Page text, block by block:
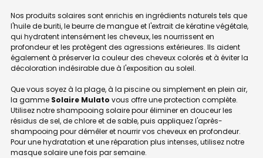
Nos produits solaires sont enrichis en ingrédients naturels tels que
l'huile de buriti, le beurre de mangue et l'extrait de kératine végétale,
qui hydratent intensément les cheveux, les nourrissent en
profondeur et les protègent des agressions extérieures. Ils aident
également à préserver la couleur des cheveux colorés et à éviter la
décoloration indésirable due à l'exposition au soleil.
Que vous soyez à la plage, à la piscine ou simplement en plein air,
la gamme Solaire Mulato vous offre une protection complète.
Utilisez notre shampooing solaire pour éliminer en douceur les
résidus de sel, de chlore et de sable, puis appliquez l'après-
shampooing pour démêler et nourrir vos cheveux en profondeur.
Pour une hydratation et une réparation plus intenses, utilisez notre
masque solaire une fois par semaine.